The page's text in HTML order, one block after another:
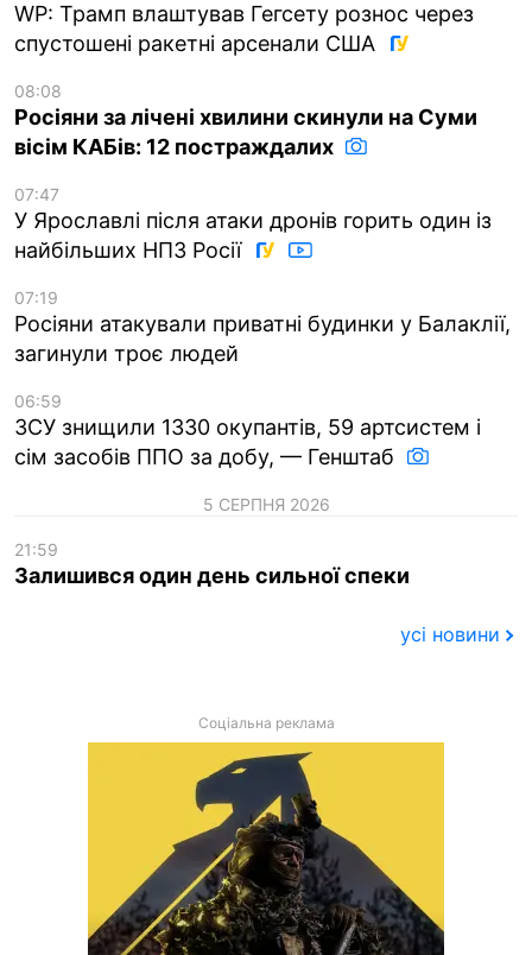
WP: Трамп влаштував Гегсету рознос через
спустошені ракетні арсенали США
08:08
Росіяни за лічені хвилини скинули на Суми
вісім КАБів: 12 постраждалих
07:47
У Ярославлі після атаки дронів горить один із
найбільших НПЗ Росії
07:19
Росіяни атакували приватні будинки у Балаклії,
загинули троє людей
06:59
ЗСУ знищили 1330 окупантів, 59 артсистем і
сім засобів ППО за добу, — Генштаб
5 СЕРПНЯ 2026
21:59
Залишився один день сильної спеки
усі новини
Соціальна реклама